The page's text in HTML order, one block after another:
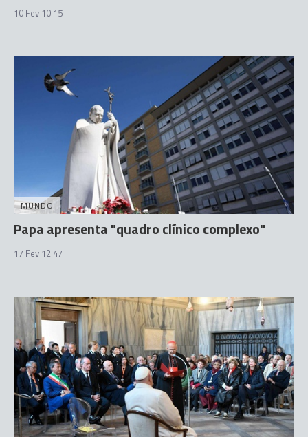
10 Fev 10:15
MUNDO
Papa apresenta "quadro clínico complexo"
17 Fev 12:47